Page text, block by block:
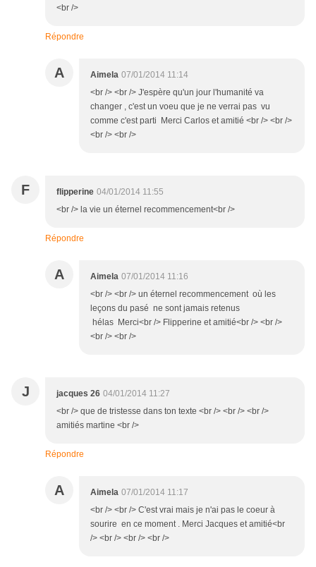
<br />
Répondre
A Aimela 07/01/2014 11:14
<br /> <br /> J'espère qu'un jour l'humanité va
changer , c'est un voeu que je ne verrai pas vu
comme c'est parti Merci Carlos et amitié <br /> <br />
<br /> <br />
F flipperine 04/01/2014 11:55
<br /> la vie un éternel recommencement<br />
Répondre
A Aimela 07/01/2014 11:16
<br /> <br /> un éternel recommencement où les
leçons du pasé ne sont jamais retenus
hélas Merci<br /> Flipperine et amitié<br /> <br />
<br /> <br />
J jacques 26 04/01/2014 11:27
<br /> que de tristesse dans ton texte <br /> <br /> <br />
amitiés martine <br />
Répondre
A Aimela 07/01/2014 11:17
<br /> <br /> C'est vrai mais je n'ai pas le coeur à
sourire en ce moment . Merci Jacques et amitié<br
/> <br /> <br /> <br />